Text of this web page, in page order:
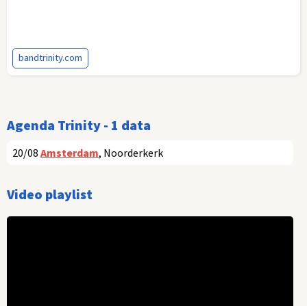
bandtrinity.com
Agenda Trinity - 1 data
20/08 Amsterdam, Noorderkerk
Video playlist